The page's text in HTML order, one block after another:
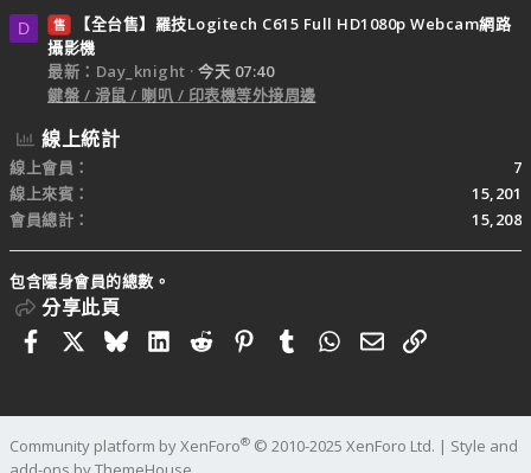
D 售
【全台售】羅技Logitech C615 Full HD1080p Webcam網路
攝影機
最新：Day_knight
今天 07:40
鍵盤 / 滑鼠 / 喇叭 / 印表機等外接周邊
線上統計
線上會員
7
線上來賓
15,201
會員總計
15,208
包含隱身會員的總數。
分享此頁
FacebookBlueskyLinkedIn
RedditPinterestTumblrWhatsApp
電子郵件
連結
Community platform by XenForo® © 2010-2025 XenForo Ltd. | Style and